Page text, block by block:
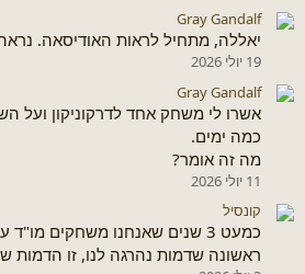
Gray Gandalf
יאללה, מתחיל לראות האודיסאה.
19 יולי 2026
Gray Gandalf
אשרו לי משחק אחד לדרקוניקון ועל
כמה ימים.
מה זה אומר?
11 יולי 2026
קונסיל
כמעט 3 שנים שאנחנו משחקים
ראשונה שדמות נהרגה לנו, זו הדמות